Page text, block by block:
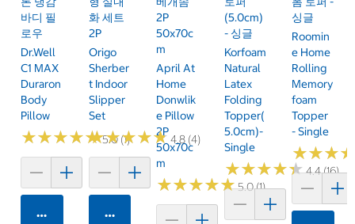
바디 필
로우
Dr.Well
C1 MAX
Duraron
Body
Pillow
★★★★★
★★★★★5.0 (1)
카트에 담기
화 세트
2P
Origo
Sherber
T Indoor
Slipper
Set
★★★★★
★★★★★4.8 (4)
카트에 담기
2P
50x70c
M
April At
Home
Donwlik
E Pillow
2P
50x70c
M
★★★★★
★★★★★5.0 (1)
(5.0cm)
- 싱글
Korfoam
Natural
Latex
Folding
Topper(
5.0cm)-
Single
★★★★★
★★★★★4.4 (16)
싱글
Roomin
E Home
Rolling
Memory
Foam
Topper
- Single
★★★
★★★